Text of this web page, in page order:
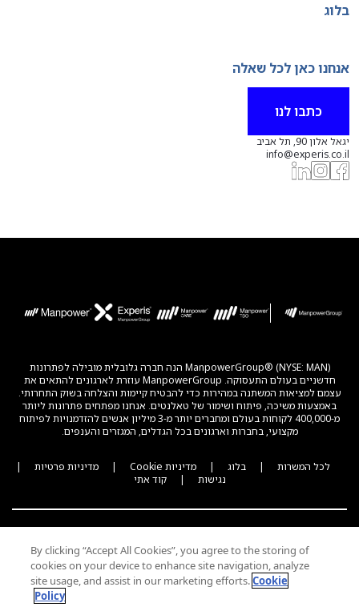
בלוג
אנחנו כאן לכל שאלה
כתבו לנו
יגאל אלון 90, תל אביב
info@experis.co.il
ManpowerGroup® (NYSE: MAN) הנה חברה גלובלית מובילה לפתרונות
חדשניים בעולם התעסוקה. ManpowerGroup עוזרת לארגונים להתאים את
עצמם למציאות המשתנה במהירות כדי להבטיח קיימות והצלחה בשוק התחרותי.
באמצעות משיכה, פיתוח ושימור של טאלנטים. אנחנו מפתחים פתרונות ליותר
מ-400,000 לקוחות בעולם ומחברים יותר מ-3 מיליון אנשים להזדמנויות לפיתוח
מקצועי, בחברות וארגונים בכל הגדלים, המגזרים והענפים.
לכל המשרות | בלוג | מדיניות Cookie | מדיניות פרטיות
|
נגישות
| קוד אתי
ENGLISH
By clicking “Accept All Cookies”, you agree to the storing of
cookies on your device to enhance site navigation, analyze
site usage, and assist in our marketing efforts.Cookie
Policy